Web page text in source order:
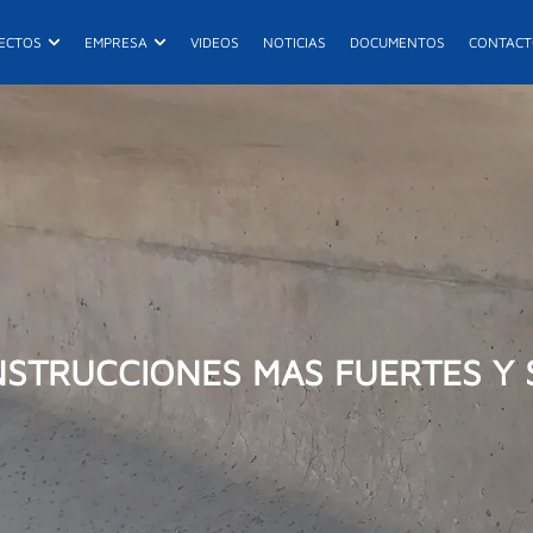
Abrir Proyectos
EMPRESA Abrir Empresa
VIDEOS NOTICIAS DOCUMENTOS
MAS FUERTES Y